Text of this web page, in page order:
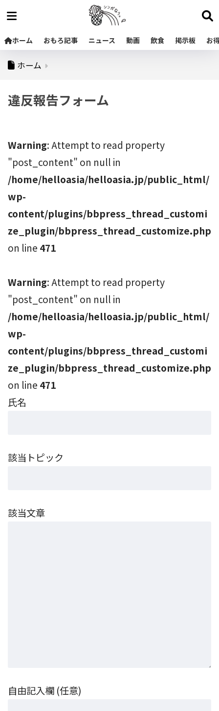
ホーム おもろ記事 ニュース 動画 飲食 掲示板 お
ホーム
違反報告フォーム
Warning: Attempt to read property
"post_content" on null in
/home/helloasia/helloasia.jp/public_html/
wp-
content/plugins/bbpress_thread_customi
ze_plugin/bbpress_thread_customize.php
on line 471
Warning: Attempt to read property
"post_content" on null in
/home/helloasia/helloasia.jp/public_html/
wp-
content/plugins/bbpress_thread_customi
ze_plugin/bbpress_thread_customize.php
on line 471
氏名
該当トピック
該当文章
自由記入欄 (任意)